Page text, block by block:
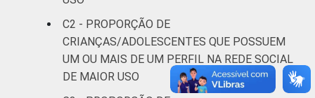
RENDA
FAMILIAR
Até 1 SM 71
Mais de 1
80
C2 - PROPORÇÃO DE
CRIANÇAS/ADOLESCENTES QUE POSSUEM
UM OU MAIS DE UM PERFIL NA REDE SOCIAL
DE MAIOR USO